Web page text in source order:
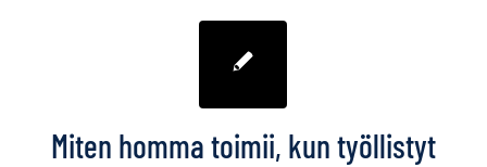
Miten homma toimii, kun työllistyt